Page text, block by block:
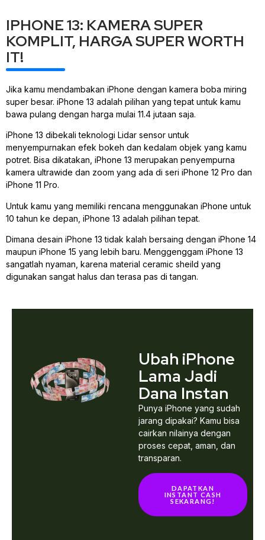
IPHONE 13: KAMERA SUPER
KOMPLIT, HARGA SUPER WORTH
IT!
Jika kamu mendambakan iPhone dengan kamera boba miring
super besar. iPhone 13 adalah pilihan yang tepat untuk kamu
bawa pulang dengan harga mulai 11.4 jutaan saja.
iPhone 13 dibekali teknologi Lidar sensor untuk
menyempurnakan efek bokeh dan kedalam objek yang kamu
potret. Bisa dikatakan, iPhone 13 merupakan penyempurna
kamera ultrawide dan zoom yang ada di seri iPhone 12 Pro dan
iPhone 11 Pro.
Untuk kamu yang memiliki rencana menggunakan iPhone untuk
10 tahun ke depan, iPhone 13 adalah pilihan tepat.
Dimana desain iPhone 13 tidak kalah bersaing dengan iPhone 14
maupun iPhone 15 yang lebih baru. Menggenggam iPhone 13
sangatlah nyaman, karena material ceramic sheild yang
digunakan sangat halus dan terasa pas di tangan.
Ubah iPhone
Lama Jadi
Dana Instan
Punya iPhone yang sudah
jarang dipakai? Kamu bisa
cairkan nilainya dengan
proses cepat, aman, dan
transparan.
DAPATKAN
INSTANT CASH
SEKARANG!